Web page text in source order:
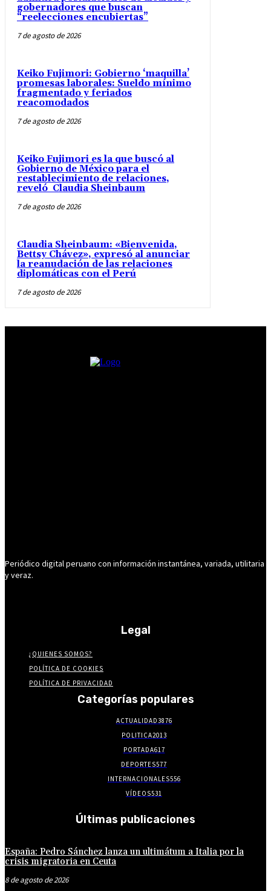
gobernadores que buscan
“reelecciones encubiertas”
7 de agosto de 2026
Keiko Fujimori: Gobierno ‘maquilla’
promesas laborales: Sueldo mínimo
fragmentado y feriados
reacomodados
7 de agosto de 2026
Keiko Fujimori es la que buscó al
Gobierno de México para el
restablecimiento de relaciones,
reveló Claudia Sheinbaum
7 de agosto de 2026
Claudia Sheinbaum: «Bienvenida,
Bettsy Chávez», expresó al anunciar
la reanudación de las relaciones
diplomáticas con el Perú
7 de agosto de 2026
Periódico digital peruano con información instantánea, variada, utilitaria
y veraz.
Legal
¿QUIENES SOMOS?
POLÍTICA DE COOKIES
POLÍTICA DE PRIVACIDAD
Categorías populares
ACTUALIDAD3876
POLITICA2013
PORTADA617
DEPORTES577
INTERNACIONALES556
VÍDEOS531
Últimas publicaciones
España: Pedro Sánchez lanza un ultimátum a Italia por la
crisis migratoria en Ceuta
8 de agosto de 2026